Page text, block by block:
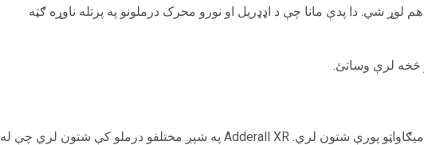
شي. دا پدې مانا چې د اډډریل او نورو محرک درملونو په پرتله ناوړه ګټه
څخه لرې وساتئ.
اډدرډ IR IR په ټلیفونونو کې د 5mg څخه تر 30 میګاواټو پورې شتون لري. Adderall XR په شپږ مختلفو درملو کې شتون لري چې له